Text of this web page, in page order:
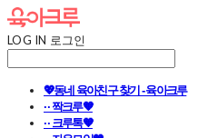
LOG IN 로그인
💖동네 육아친구 찾기 - 육아크루
· · 짝크루🧡
· · 크루톡🧡